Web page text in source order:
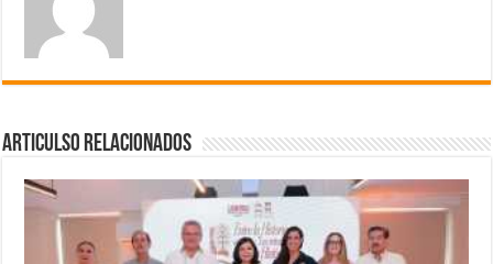
Articulso Relacionados